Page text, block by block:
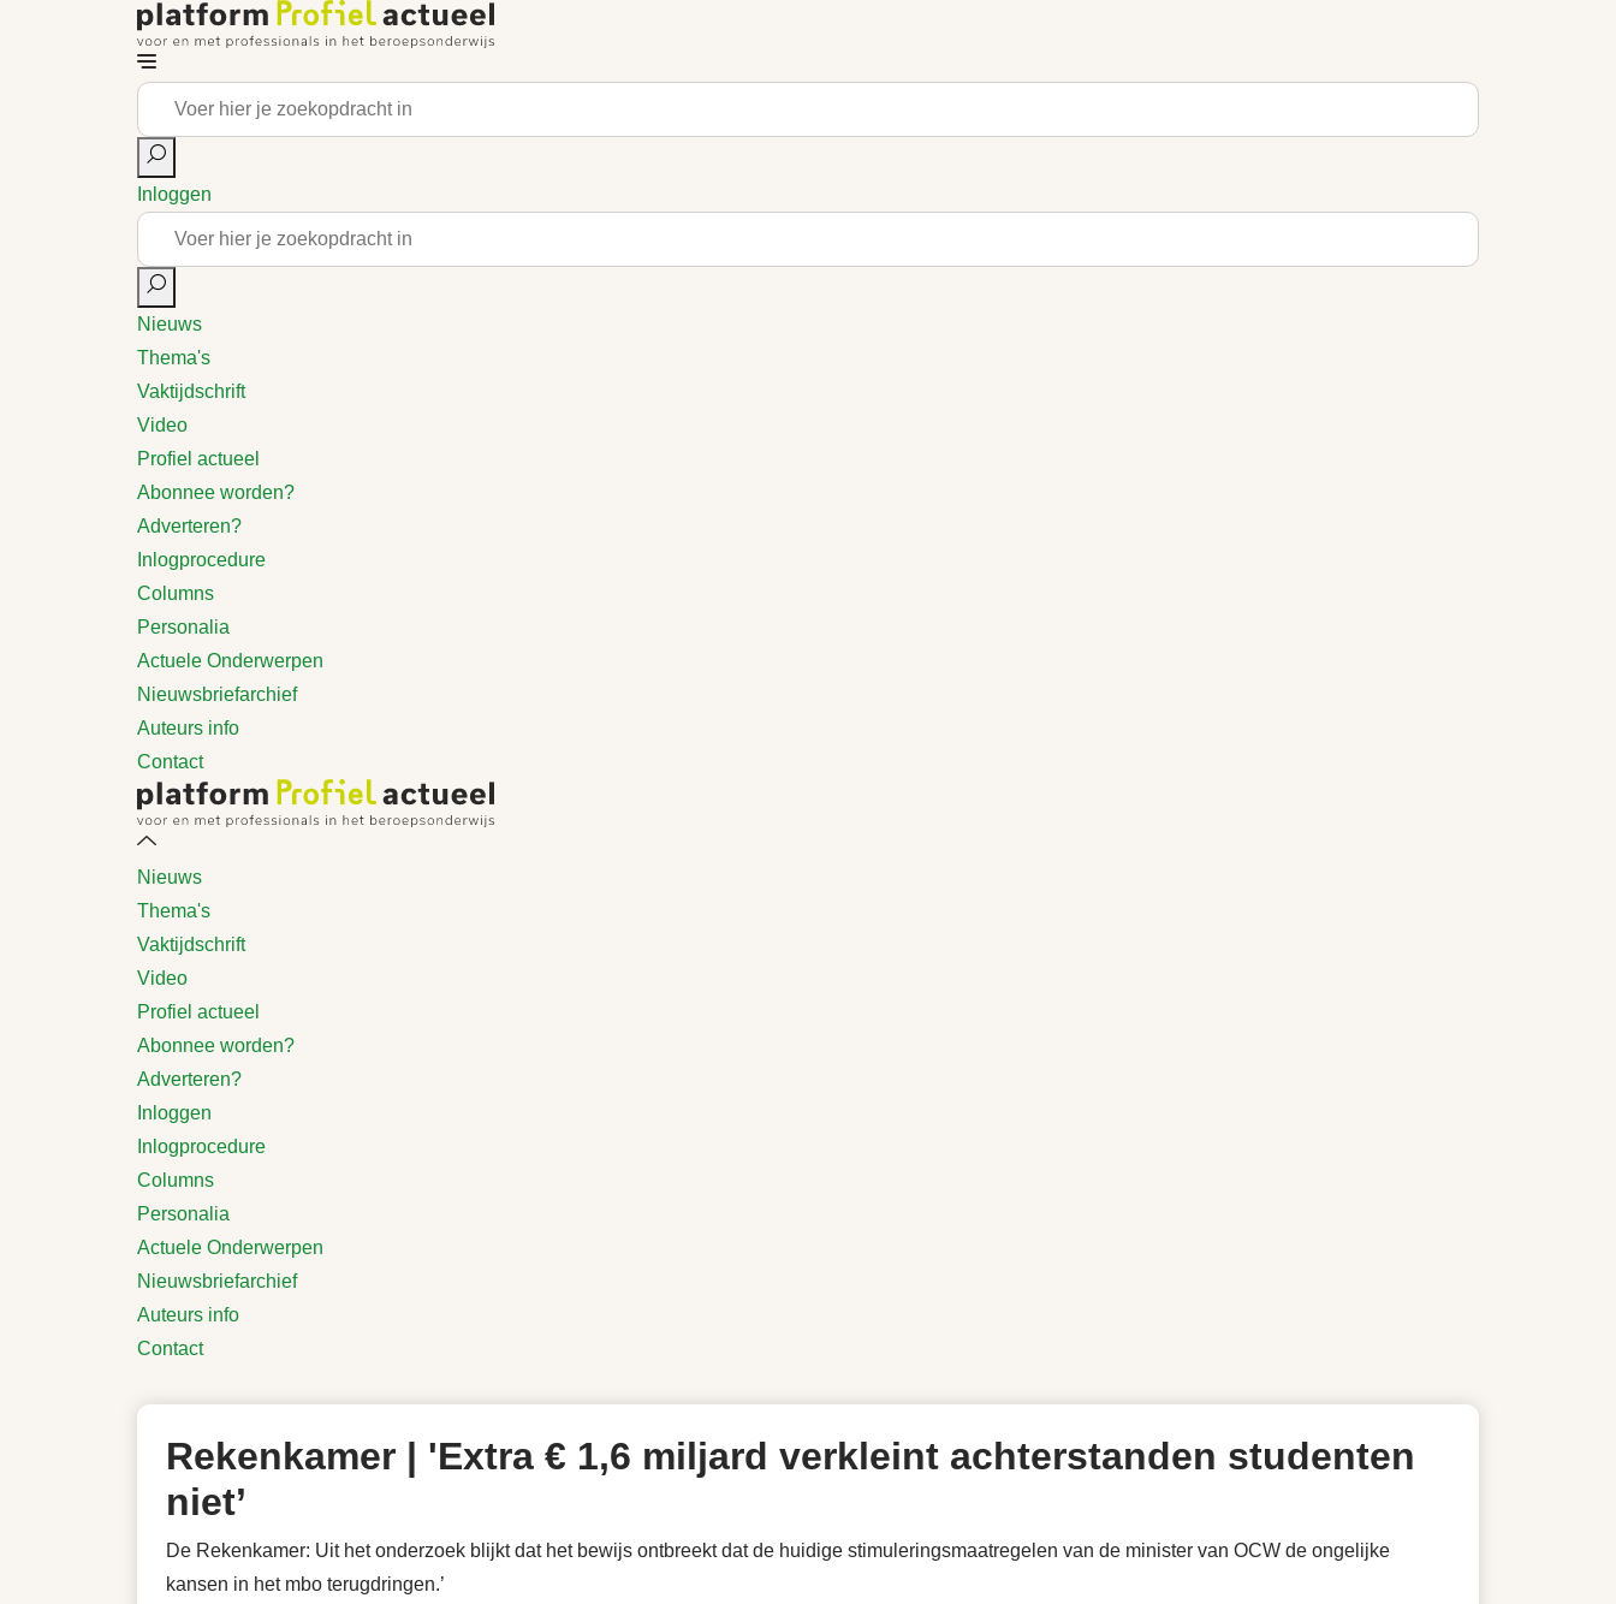
Inloggen
Nieuws
Thema's
Vaktijdschrift
Video
Profiel actueel
Abonnee worden?
Adverteren?
Inlogprocedure
Columns
Personalia
Actuele Onderwerpen
Nieuwsbriefarchief
Auteurs info
Contact
Nieuws
Thema's
Vaktijdschrift
Video
Profiel actueel
Abonnee worden?
Adverteren?
Inloggen
Inlogprocedure
Columns
Personalia
Actuele Onderwerpen
Nieuwsbriefarchief
Auteurs info
Contact
Rekenkamer | 'Extra € 1,6 miljard verkleint achterstanden studenten
niet’
De Rekenkamer: Uit het onderzoek blijkt dat het bewijs ontbreekt dat de huidige stimuleringsmaatregelen van de minister van OCW de ongelijke
kansen in het mbo terugdringen.’